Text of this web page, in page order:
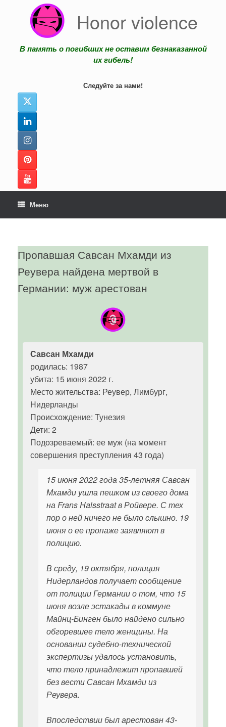
содержанию
Honor violence
В память о погибших не оставим безнаказанной
их гибель!
Следуйте за нами!
Меню
Пропавшая Савсан Мхамди из
Реувера найдена мертвой в
Германии: муж арестован
Савсан Мхамди
родилась: 1987
убита: 15 июня 2022 г.
Место жительства: Реувер, Лимбург,
Нидерланды
Происхождение: Тунезия
Дети: 2
Подозреваемый: ее муж (на момент
совершения преступления 43 года)
15 июня 2022 года 35-летняя Савсан
Мхамди ушла пешком из своего дома
на Frans Halsstraat в Ройвере. С тех
пор о ней ничего не было слышно. 19
июня о ее пропаже заявляют в
полицию.
В среду, 19 октября, полиция
Нидерландов получает сообщение
от полиции Германии о том, что 15
июня возле эстакады в коммуне
Майнц-Бинген было найдено сильно
обгоревшее тело женщины. На
основании судебно-технической
экспертизы удалось установить,
что тело принадлежит пропавшей
без вести Савсан Мхамди из
Реувера.
Впоследствии был арестован 43-